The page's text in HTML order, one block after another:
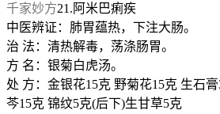
千家妙方21.阿米巴痢疾
中医辨证：肺胃蕴热，下注大肠。
治 法：清热解毒，荡涤肠胃。
方 名：银菊白虎汤。
处 方：金银花15克 野菊花15克 生石
芩15克 锦纹5克(后下)生甘草5克